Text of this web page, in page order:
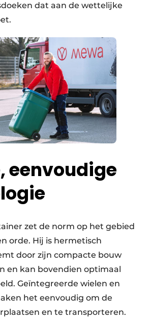
dat aan de wettelijke
eenvoudige
zet de norm op het gebied
orde. Hij is hermetisch
door zijn compacte bouw
en kan bovendien optimaal
Geïntegreerde wielen en
het eenvoudig om de
en te transporteren.